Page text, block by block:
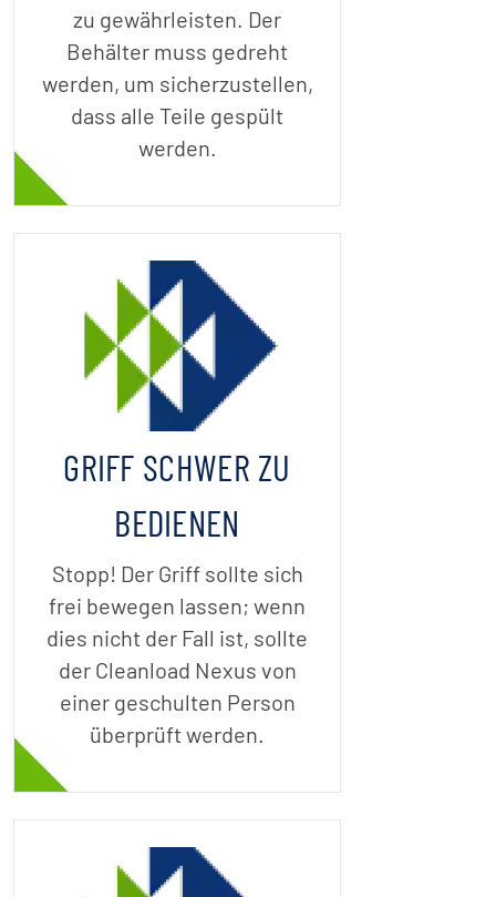
zu gewährleisten. Der
Behälter muss gedreht
werden, um sicherzustellen,
dass alle Teile gespült
werden.
GRIFF SCHWER ZU
BEDIENEN
Stopp! Der Griff sollte sich
frei bewegen lassen; wenn
dies nicht der Fall ist, sollte
der Cleanload Nexus von
einer geschulten Person
überprüft werden.